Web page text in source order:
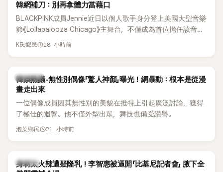
韓網補刀：別再拿體力當藉口
BLACKPINK成員Jennie近日以個人歌手身分登上美國大型音樂
節《Lollapalooza Chicago》主舞台，不僅成為首位擔任該音樂
節Headliner（壓軸主秀）的K-POP女SOLO歌手，寫下全新紀
形容整場演出「就像一場豪華KTV」。
K氏鄉民 18 小時前
熱議討論
韓娛熱議-無性別偶像「驚人神顏」曝光！網暴動：根本是從漫
畫走出來
一位偶像成員因其無性別的美貌在推特上引起廣泛討論，獲得
了極佳的迴響。他不僅外型出眾，舞技也備受讚譽。
泡菜鄉民 21 小時前
K-POP
身材太火辣遭疑隆乳！李智惠被逼開「比基尼記者會」 腋下全